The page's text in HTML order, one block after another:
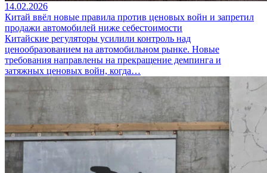
14.02.2026
Китай ввёл новые правила против ценовых войн и запретил
продажи автомобилей ниже себестоимости
Китайские регуляторы усилили контроль над
ценообразованием на автомобильном рынке. Новые
требования направлены на прекращение демпинга и
затяжных ценовых войн, когда…